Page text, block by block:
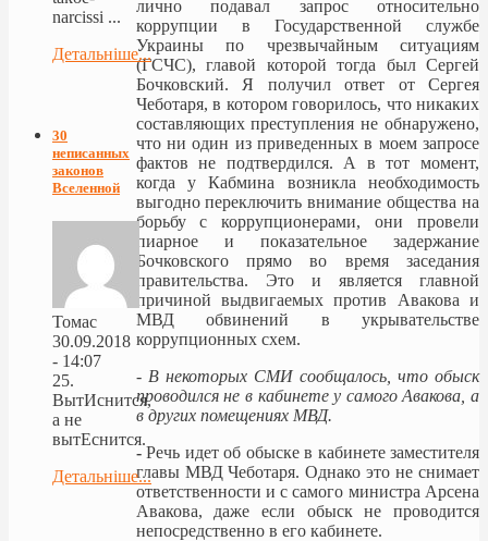
лично подавал запрос относительно
коррупции в Государственной службе
Украины по чрезвычайным ситуациям
(ГСЧС), главой которой тогда был Сергей
Бочковский. Я получил ответ от Сергея
Чеботаря, в котором говорилось, что никаких
составляющих преступления не обнаружено,
что ни один из приведенных в моем запросе
фактов не подтвердился. А в тот момент,
когда у Кабмина возникла необходимость
выгодно переключить внимание общества на
борьбу с коррупционерами, они провели
пиарное и показательное задержание
Бочковского прямо во время заседания
правительства. Это и является главной
причиной выдвигаемых против Авакова и
МВД обвинений в укрывательстве
коррупционных схем.
- В некоторых СМИ сообщалось, что обыск
проводился не в кабинете у самого Авакова, а
в других помещениях МВД.
-Речь идет об обыске в кабинете заместителя
главы МВД Чеботаря. Однако это не снимает
ответственности и с самого министра Арсена
Авакова, даже если обыск не проводится
непосредственно в его кабинете.
narcissi ...
Детальніше...
30
неписанных
законов
Вселенной
Томас
30.09.2018
- 14:07
25.
ВытИснится,
а не
вытЕснится.
Детальніше...